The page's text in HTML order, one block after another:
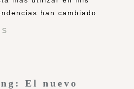
han cambiado
El nuevo